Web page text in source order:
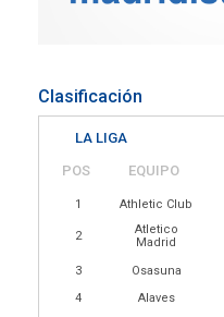
Clasificación
LA LIGA
POS EQUIPO
1 Athletic Club
2
Atletico
Madrid
3 Osasuna
4
Alaves